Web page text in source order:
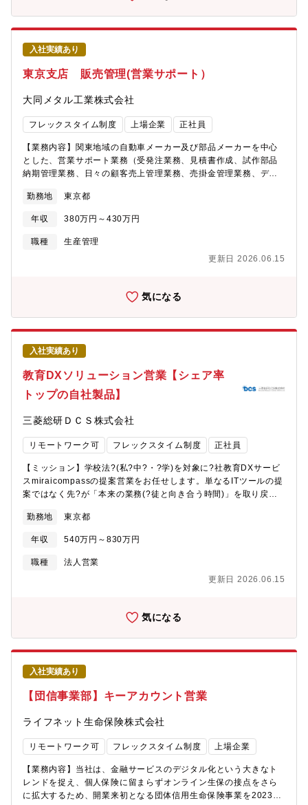
を進め、SCSKグループ発で新たな価値を提供する領域に積極的に
フトを進めます。
め、■専門的・技術的に不足しているスキル教育の機会を増やして
います。研修制度に始まり、資格取得や自己啓発の支援制度が充
実。■多様な働き方ができるよう、在宅勤務制度や自由裁量勤務制
度を行っております。■福利厚生が充実、定着率も90%超過。【配
属部署】営業5名【採用背景】業績好調による増員募集
入社実績あり
東京支店 販売管理(営業サポート）
大同メタル工業株式会社
フレックスタイム制度 上場企業 正社員
【業務内容】関東地域の自動車メーカー及び部品メーカーを中心
とした、営業サポート業務（受発注業務、見積書作成、試作部品
納期管理業務、日々の顧客売上管理業務、売掛金管理業務、デー
務業務 2年目～3年目:販売管理業務全体の業務経験、能力に基づい
た業務適正の判
別
4年目～:専門知識の学習、図面読解力／技術的製品知識習得によ
東京支店全体：２８名（男性20名、女性8名）【配属先部署のミッ
務、売掛金管理業務を経て将来的に顧客より近い営業アシスタン
ト業務への成長社内業務に精通し 営業業務（カスタマーサービ
ス＆顧客対応）を理解するスペシャリストへの成長を期待しま
す。【業務のやりがい・身につくスキル】独立系軸受メーカーの
強みから系列に左右されない営業活動が可能です。軸受事業のマ
ーケットシェア拡大を図る一方で、自動車の電動化などによる新
たなニーズの創出、アルミダイカスト品、精密金属加工部品とい
った軸受以外の製品の新規開拓活動など、攻めと守り両方の営業
スキルが身につきます。【自部署の技術優位性/PR（製品・技術の
域において、生産・販売体制を構築しており、自動車エンジン向
け軸受では世界シェア約36.7%、大型船舶のエンジン向け軸受で
は同約73%といずれも世界トップクラスのシェアを有しています
（シェアは2022年暦年ベース/当社推定）。大型建設機械から鉄道
など多種多様な分野に用いられており、特定のマーケットに依存
しない事業展開を行っております。
勤務地 東京都
年収 380万円～430万円
職種
生産管理
更新日 2026.06.15
気になる
入社実績あり
教育DXソリューション営業【シェア率
トップの自社製品】
三菱総研ＤＣＳ株式会社
リモートワーク可 フレックスタイム制度 正社員
【ミッション】学校法?(私?中?・?学)を対象に?社教育DXサービ
スmiraicompassの提案営業をお任せします。単なるITツールの提
案ではなく先?が「本来の業務(?徒と向き合う時間)」を取り戻す
客への深耕/アップセル提案?出願システム(受験?向け)導?済の顧
客に対し追加開発済みの在校?向けや校務効率化等の新機能を提案
■代理店の販売?援、営業同?■営業戦略の?案、サービス企画や開
発チームとの連携等【?社サービス「miraicompass」について】
し、保護者の出願や?払いの?間、学校側の事務作業の?間等、双?
す。学校と受験生をつなぎ、手作業を大幅に軽減する新しいコミ
ュニケーションのシステムです。募集要項や願書等の書類管理、
出願日に来校する受験生の受け入れ準備。願書の記入ミスチェッ
クや、受験生からの疑問・不安への問い合わせ対応。学校にとっ
ても、また受験生にとっても入試手続きの負担はとても大きいも
のです。miraicompassは、出願はもちろん資料請求・説明会の予
約、入学手続きまでオンライン化。入試業務を今よりずっとスピ
ーディーにします。
https://www.dcs.co.jp/solution/miraicompass/【同ポジションの
魅力】■社内でサービス企画～開発まで?気通貫しているため現場
の先?の声を開発部へ共有し、現場の声からプロダクト価値を?め
ることができます。■?試出願で圧倒的シェアを誇る信頼を武器
に、学校の「在校?管理」や「校務効率化」といった学校全体の教
育校務DXを?緒に企画するパートナーとなるべく影響範囲を広げ
ている変?期です。 事業の変?期・拡?期の中で組織も4?に刷
勤務地 東京都
年収 540万円～830万円
職種
法人営業
更新日 2026.06.15
気になる
入社実績あり
【団信事業部】キーアカウント営業
ライフネット生命保険株式会社
リモートワーク可 フレックスタイム制度 上場企業
【業務内容】当社は、金融サービスのデジタル化という大きなト
レンドを捉え、個人保険に留まらずオンライン生保の接点をさら
に拡大するため、開業来初となる団体信用生命保険事業を2023年